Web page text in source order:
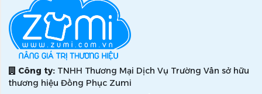
Công ty: TNHH Thương Mại Dịch Vụ Trường Vân sở hữu
thương hiệu Đồng Phục Zumi